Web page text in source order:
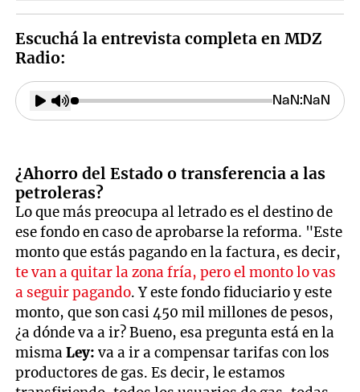
Escuchá la entrevista completa en MDZ
Radio:
¿Ahorro del Estado o transferencia a las
petroleras?
Lo que más preocupa al letrado es el destino de
ese fondo en caso de aprobarse la reforma. "Este
monto que estás pagando en la factura, es decir,
te van a quitar la zona fría, pero el monto lo vas
a seguir pagando. Y este fondo fiduciario y este
monto, que son casi 450 mil millones de pesos,
¿a dónde va a ir? Bueno, esa pregunta está en la
mismaLey: va a ir a compensar tarifas con los
productores de gas. Es decir, le estamos